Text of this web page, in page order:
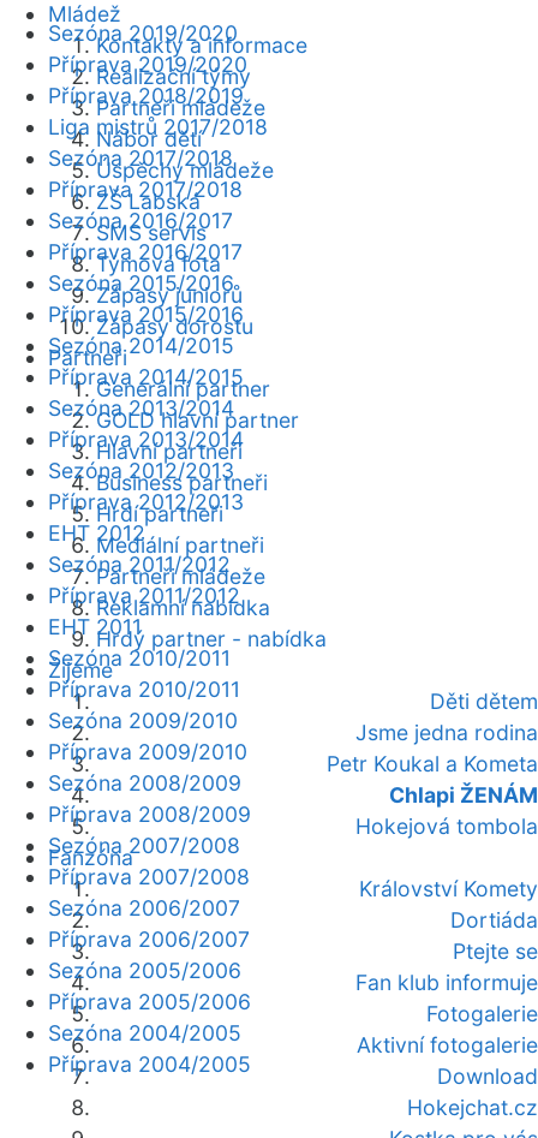
Mládež
Kontakty a informace
Realizační týmy
Partneři mládeže
Nábor dětí
Úspěchy mládeže
ZŠ Labská
SMS servis
Týmová fota
Zápasy juniorů
Zápasy dorostu
Partneři
Generální partner
GOLD hlavní partner
Hlavní partneři
Business partneři
Hrdí partneři
Mediální partneři
Partneři mládeže
Reklamní nabídka
Hrdý partner - nabídka
Žijeme
Děti dětem
Jsme jedna rodina
Petr Koukal a Kometa
Chlapi ŽENÁM
Hokejová tombola
Fanzóna
Království Komety
Dortiáda
Ptejte se
Fan klub informuje
Fotogalerie
Aktivní fotogalerie
Download
Hokejchat.cz
Sezóna 2019/2020
Příprava 2019/2020
Příprava 2018/2019
Liga mistrů 2017/2018
Sezóna 2017/2018
Příprava 2017/2018
Sezóna 2016/2017
Příprava 2016/2017
Sezóna 2015/2016
Příprava 2015/2016
Sezóna 2014/2015
Příprava 2014/2015
Sezóna 2013/2014
Příprava 2013/2014
Sezóna 2012/2013
Příprava 2012/2013
EHT 2012
Sezóna 2011/2012
Příprava 2011/2012
EHT 2011
Sezóna 2010/2011
Příprava 2010/2011
Sezóna 2009/2010
Příprava 2009/2010
Sezóna 2008/2009
Příprava 2008/2009
Sezóna 2007/2008
Příprava 2007/2008
Sezóna 2006/2007
Příprava 2006/2007
Sezóna 2005/2006
Příprava 2005/2006
Sezóna 2004/2005
Příprava 2004/2005